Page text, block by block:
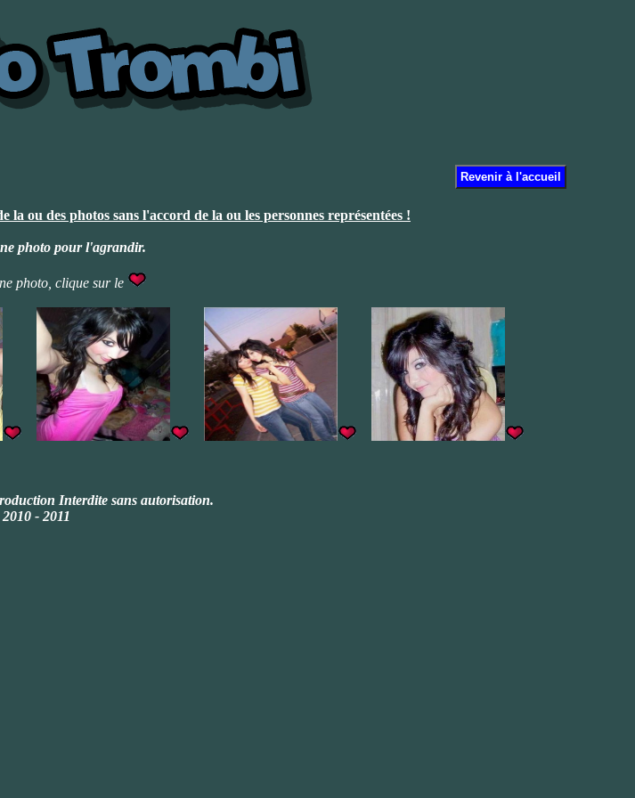
ou des photos sans l'accord de la ou les personnes représentées !
photo pour l'agrandir.
photo, clique sur le
Interdite sans autorisation.
2010 - 2011